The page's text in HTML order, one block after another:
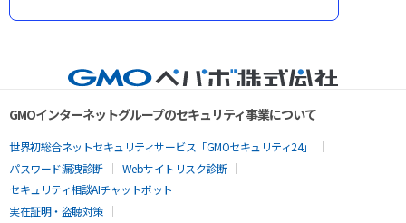
GMOインターネットグループのセキュリティ事業について
世界初総合ネットセキュリティサービス「GMOセキュリティ24」
パスワード漏洩診断
Webサイトリスク診断
セキュリティ相談AIチャットボット
実在証明・盗聴対策